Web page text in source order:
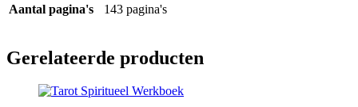
Aantal pagina's 143 pagina's
Gerelateerde producten